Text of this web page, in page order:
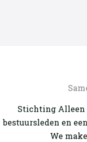
Stichting Alleen
bestuursleden en
We